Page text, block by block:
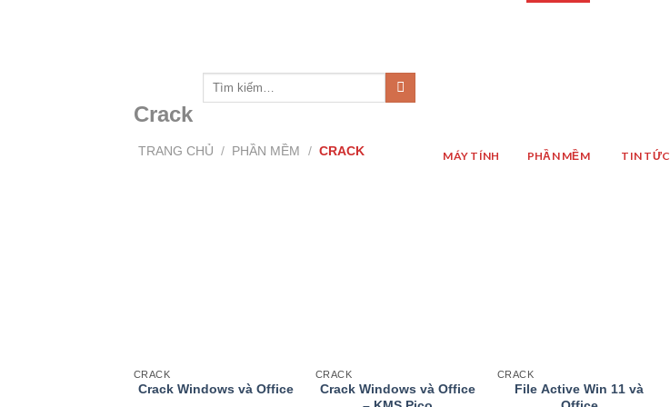
Tìm
MÁY TÍNH PHẦN MỀM TIN TỨC
Crack
TRANG CHỦ / PHẦN MỀM / CRACK
CRACK
Crack Windows và Office
CRACK
Crack Windows và Office
CRACK
File Active Win 11 và